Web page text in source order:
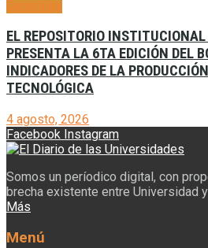
EL REPOSITORIO
PRESENTA LA 6TA EDICIÓN DEL
INDICADORES DE LA
TECNOLÓGICA
4 agosto, 2026
Facebook Instagram
Somos un períodico digital, con
brecha existente entre Universidad
Más
Menú